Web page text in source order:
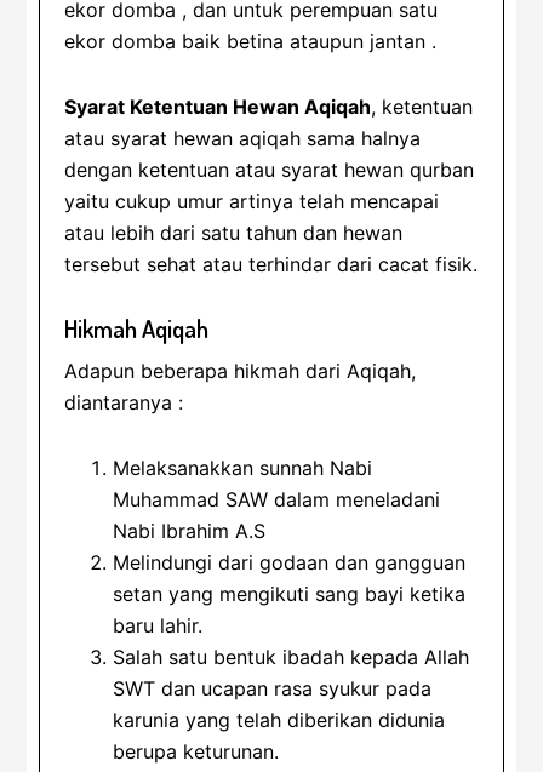
ekor domba , dan untuk perempuan satu
ekor domba baik betina ataupun jantan .
Syarat Ketentuan Hewan Aqiqah, ketentuan
atau syarat hewan aqiqah sama halnya
dengan ketentuan atau syarat hewan qurban
yaitu cukup umur artinya telah mencapai
atau lebih dari satu tahun dan hewan
tersebut sehat atau terhindar dari cacat fisik.
Hikmah Aqiqah
Adapun beberapa hikmah dari Aqiqah,
diantaranya :
Melaksanakkan sunnah Nabi
Muhammad SAW dalam meneladani
Nabi Ibrahim A.S
Melindungi dari godaan dan gangguan
setan yang mengikuti sang bayi ketika
baru lahir.
Salah satu bentuk ibadah kepada Allah
SWT dan ucapan rasa syukur pada
karunia yang telah diberikan didunia
berupa keturunan.